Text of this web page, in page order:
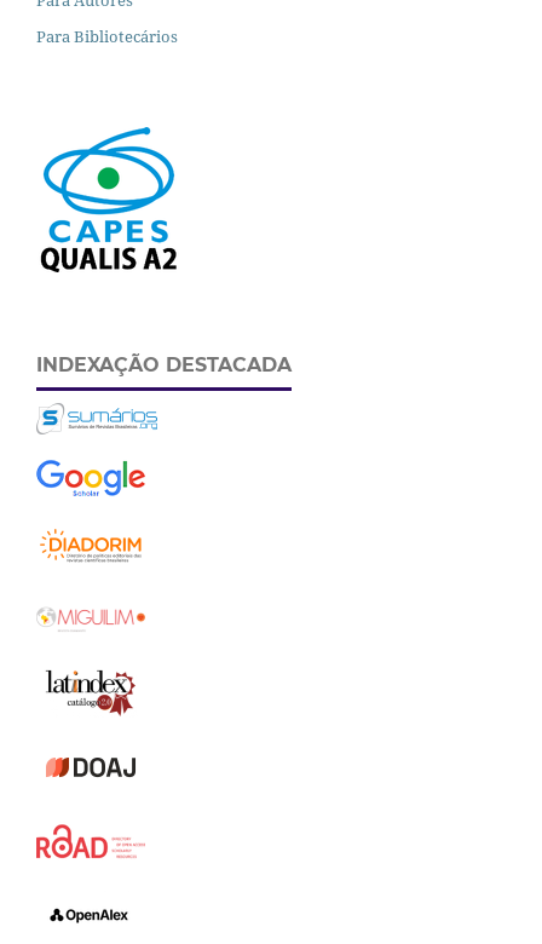
Para Bibliotecários
INDEXAÇÃO DESTACADA